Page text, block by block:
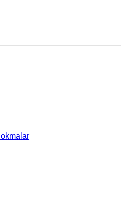
lokmalar